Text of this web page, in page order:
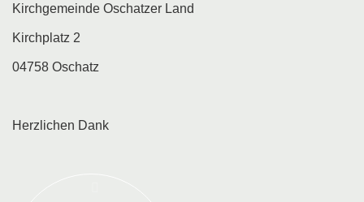
Kirchgemeinde Oschatzer Land
Kirchplatz 2
04758 Oschatz
Herzlichen Dank